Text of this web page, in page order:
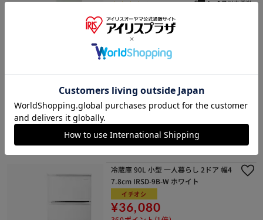
1～3日以内発送
【設置無料】 冷凍庫 175L IUSD-18A-
W【代引き不可】
イチオシ
¥54,800
548ポイント(1倍)
設置希望日指定可能
冷蔵庫 90L 小型 一人暮らし 2ドア 幅4
7.8cm IRSD-9B-W ホワイト
イチオシ
¥36,080